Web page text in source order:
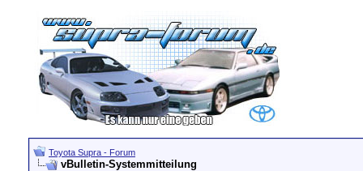
Toyota Supra - Forum
vBulletin-Systemmitteilung